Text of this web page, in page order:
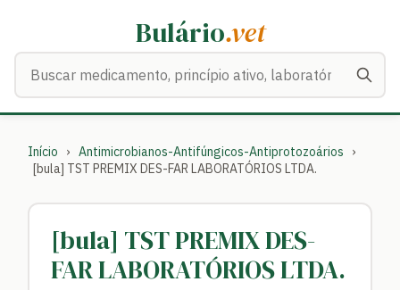
Bulário.vet
Início › Antimicrobianos-Antifúngicos-Antiprotozoários
›
[bula] TST PREMIX DES-FAR LABORATÓRIOS LTDA.
[bula] TST PREMIX DES-
FAR LABORATÓRIOS LTDA.